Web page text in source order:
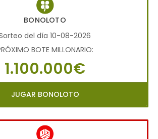
BONOLOTO
del día 10-08-2026
BOTE MILLONARIO:
1.100.000€
JUGAR BONOLOTO